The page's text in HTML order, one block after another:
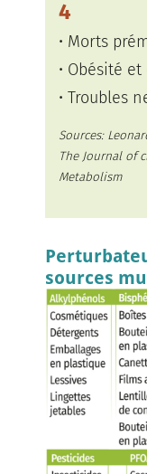
4
• Morts
• Obésité
• Troubles
Sources:
The Journal of
Metabolism
sources